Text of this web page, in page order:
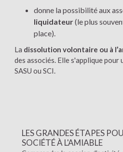
donne la possibilité aux
liquidateur(le plus
place).
La dissolution volontaire ou à
des associés. Elle s'applique pour
SASU ou SCI.
LES GRANDES ÉTAPES
SOCIÉTÉ À L'AMIABLE